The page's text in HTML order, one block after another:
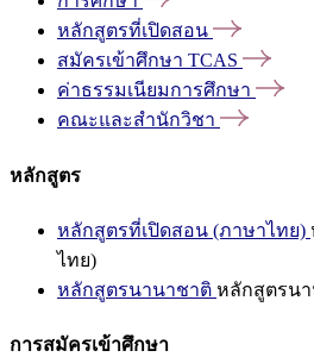
หลักสูตรที่เปิดสอน
สมัครเข้าศึกษา TCAS
ค่าธรรมเนียมการศึกษา
คณะและสำนักวิชา
หลักสูตร
หลักสูตรที่เปิดสอน (ภาษาไทย)
ไทย)
หลักสูตรนานาชาติ หลักสูตรน
การสมัครเข้าศึกษา